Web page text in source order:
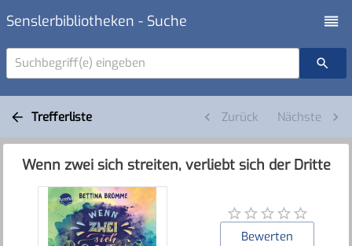
Senslerbibliotheken - Suche
Suchbegriff(e) eingeben
Trefferliste Zurück Nächste
Wenn zwei sich streiten, verliebt sich der Dritte
Bewerten